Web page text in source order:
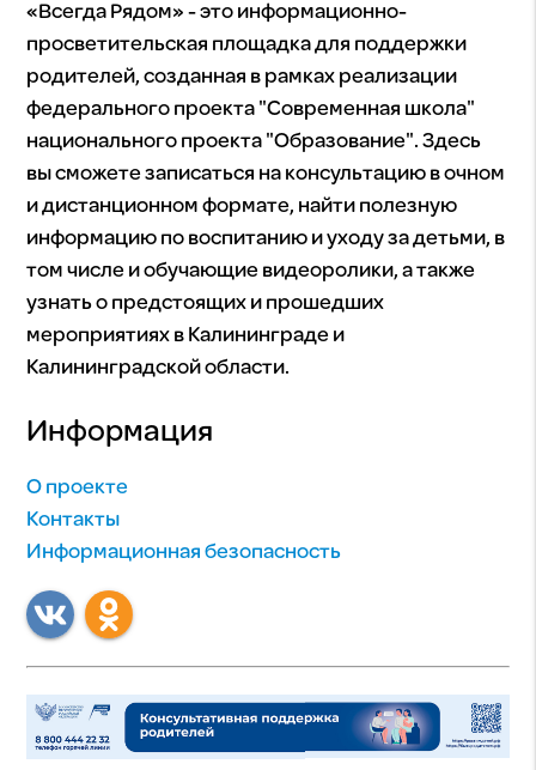
«Всегда Рядом» - это информационно-
просветительская площадка для поддержки
родителей, созданная в рамках реализации
федерального проекта "Современная школа"
национального проекта "Образование". Здесь
вы сможете записаться на консультацию в очном
и дистанционном формате, найти полезную
информацию по воспитанию и уходу за детьми, в
том числе и обучающие видеоролики, а также
узнать о предстоящих и прошедших
мероприятиях в Калининграде и
Калининградской области.
Информация
О проекте
Контакты
Информационная безопасность